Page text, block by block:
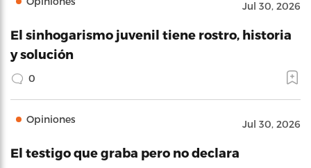
Jul 30, 2026
El sinhogarismo juvenil tiene rostro, historia
y solución
0
Opiniones Jul 30, 2026
El testigo que graba pero no declara